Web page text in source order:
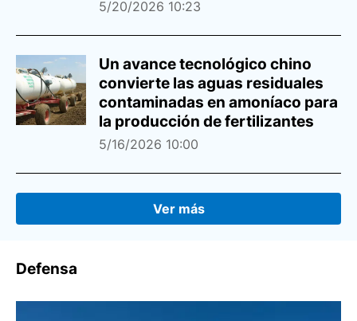
5/20/2026 10:23
Un avance tecnológico chino
convierte las aguas residuales
contaminadas en amoníaco para
la producción de fertilizantes
5/16/2026 10:00
Ver más
Defensa